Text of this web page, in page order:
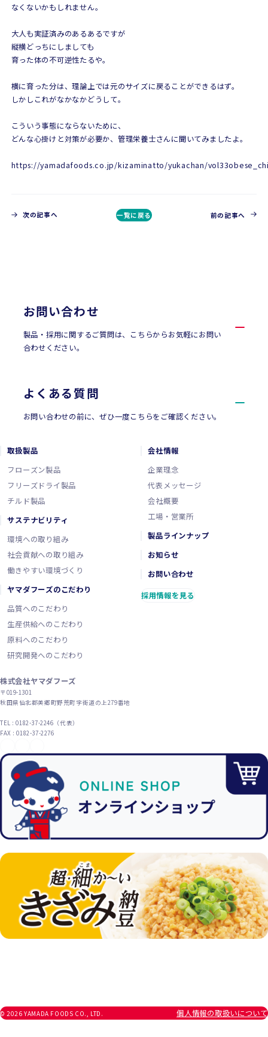
なくないかもしれません。
大人も実証済みのあるあるですが
縦横どっちにしましても
育った体の不可逆性たるや。
横に育った分は、理論上では元のサイズに戻ることができるはず。
しかしこれがなかなかどうして。
こういう事態にならないために、
どんな心掛けと対策が必要か、管理栄養士さんに聞いてみましたよ。
https://yamadafoods.co.jp/kizaminatto/yukachan/
次の記事へ 一覧に戻る 前の記事へ
お問い合わせ
製品・採用に関するご質問は、こちらからお気軽にお問い
合わせください。
よくある質問
お問い合わせの前に、ぜひ一度こちらをご確認ください。
取扱製品
フローズン製品
フリーズドライ製品
チルド製品
サステナビリティ
環境への取り組み
社会貢献への取り組み
働きやすい環境づくり
ヤマダフーズのこだわり
品質へのこだわり
生産供給へのこだわり
原料へのこだわり
研究開発へのこだわり
会社情報
企業理念
代表メッセージ
会社概要
工場・営業所
製品ラインナップ
お知らせ
お問い合わせ
採用情報を見る
株式会社ヤマダフーズ
〒019-1301
秋田県仙北郡美郷町野荒町字街道の上279番地
TEL : 0182-37-2246（代表）
FAX : 0182-37-2276
個人情報の取扱いについて
© 2026 YAMADA FOODS CO., LTD.